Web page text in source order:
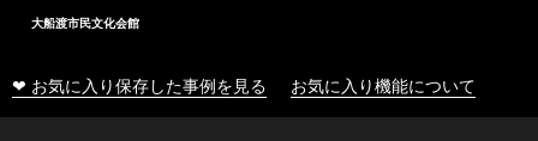
大船渡市民文化会館
❤ お気に入り保存した事例を見る お気に入り機能について